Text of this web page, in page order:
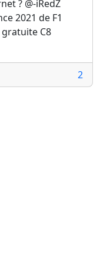
? @-iRedZ
2021 de F1
C8
2